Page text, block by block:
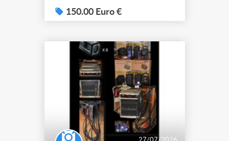
etc. Idéale pour l'escrime
artistique aussi ! fabriqué
(artisan du cuir espagnol)
Elle est composée : - d'une
partie gilet-cuirasse et, - de
4 rajouts possibles à ...
150.00 Euro €